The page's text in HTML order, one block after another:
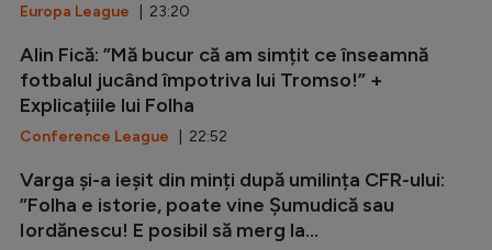
Europa League | 23:20
Alin Fică: ”Mă bucur că am simțit ce înseamnă
fotbalul jucând împotriva lui Tromso!” +
Explicațiile lui Folha
Conference League | 22:52
Varga și-a ieșit din minți după umilința CFR-ului:
”Folha e istorie, poate vine Șumudică sau
Iordănescu! E posibil să merg la...